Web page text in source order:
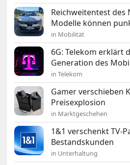
Reichweitentest des
Modelle können
in Mobilität
6G: Telekom erklärt
Generation des
in Telekom
Gamer verschieben
Preisexplosion
in Marktgeschehen
1&1 verschenkt TV-
Bestandskunden
in Unterhaltung